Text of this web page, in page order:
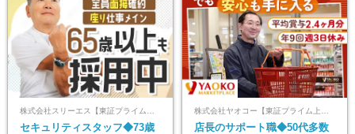
セキュリティスタッフ◆73歳
店長のサポート職◆50代多数